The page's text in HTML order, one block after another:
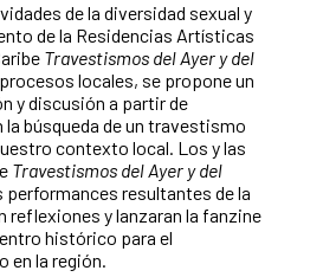
de la diversidad sexual y
de la Residencias Artísticas
Travestismos del Ayer y del
locales, se propone un
y discusión a partir de
búsqueda de un travestismo
contexto local. Los y las
Travestismos del Ayer y del
performances resultantes de la
reflexiones y lanzaran la fanzine
histórico para el
en la región.